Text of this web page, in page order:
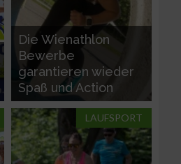
Die Wienathlon
Bewerbe
garantieren wieder
Spaß und Action
LAUFSPORT